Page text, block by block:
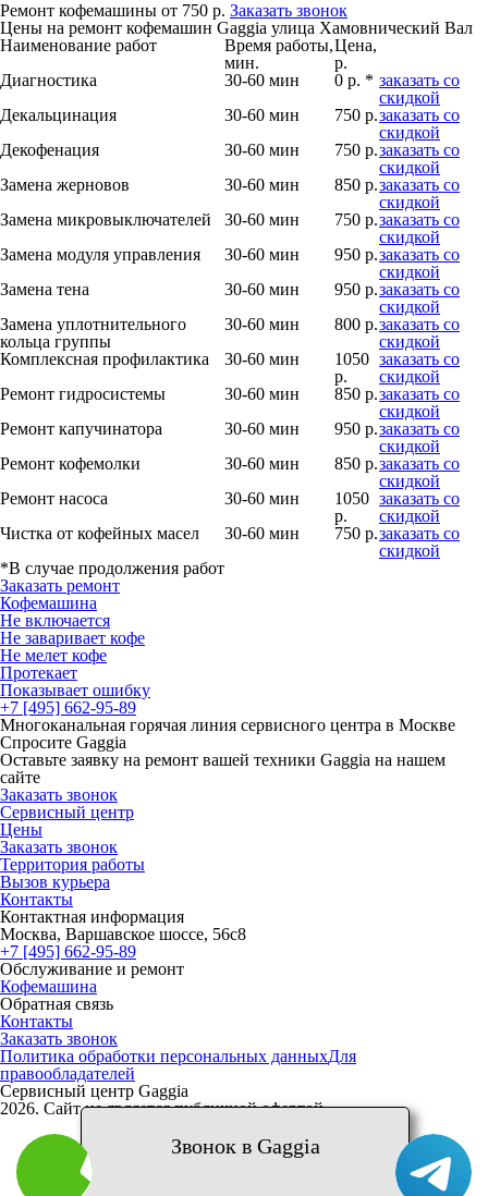
Ремонт кофемашины от 750 р. Заказать звонок
Цены на ремонт кофемашин Gaggia улица Хамовнический Вал
Наименование работ
Время работы,
мин.
Цена,
р.
Диагностика
30-60 мин 0 р. * заказать со
скидкой
Декальцинация
30-60 мин 750 р.заказать со
скидкой
Декофенация
30-60 мин 750 р.заказать со
скидкой
Замена жерновов
30-60 мин 850 р.заказать со
скидкой
Замена микровыключателей
30-60 мин 750 р.заказать со
скидкой
Замена модуля управления
30-60 мин 950 р.заказать со
скидкой
Замена тена
30-60 мин 950 р.заказать со
скидкой
Замена уплотнительного
кольца группы
30-60 мин 800 р.заказать со
скидкой
Комплексная профилактика
30-60 мин
1050
р.
заказать со
скидкой
Ремонт гидросистемы
30-60 мин 850 р.заказать со
скидкой
Ремонт капучинатора
30-60 мин 950 р.заказать со
скидкой
Ремонт кофемолки
30-60 мин 850 р.заказать со
скидкой
Ремонт насоса
30-60 мин
1050
р.
заказать со
скидкой
Чистка от кофейных масел
30-60 мин 750 р.заказать со
скидкой
*В случае продолжения работ
Заказать ремонт
Кофемашина
Не включается
Не заваривает кофе
Не мелет кофе
Протекает
Показывает ошибку
+7 [495] 662-95-89
Многоканальная горячая линия сервисного центра в Москве
Спросите Gaggia
Оставьте заявку на ремонт вашей техники Gaggia на нашем
сайте
Заказать звонок
Сервисный центр
Цены
Заказать звонок
Территория работы
Вызов курьера
Контакты
Контактная информация
Москва, Варшавское шоссе, 56с8
+7 [495] 662-95-89
Обслуживание и ремонт
Кофемашина
Обратная связь
Контакты
Заказать звонок
Политика обработки персональных данныхДля
правообладателей
Сервисный центр Gaggia
2026. Сайт не является публичной офертой
Звонок в Gaggia